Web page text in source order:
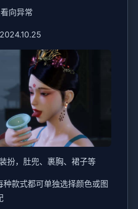
向异常
扮，肚兜、裹胸、裙子等
种款式都可单独选择颜色或图